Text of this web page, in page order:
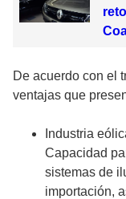
De acuerdo con el
ventajas que
Industria
Capacidad
sistemas de
importación,